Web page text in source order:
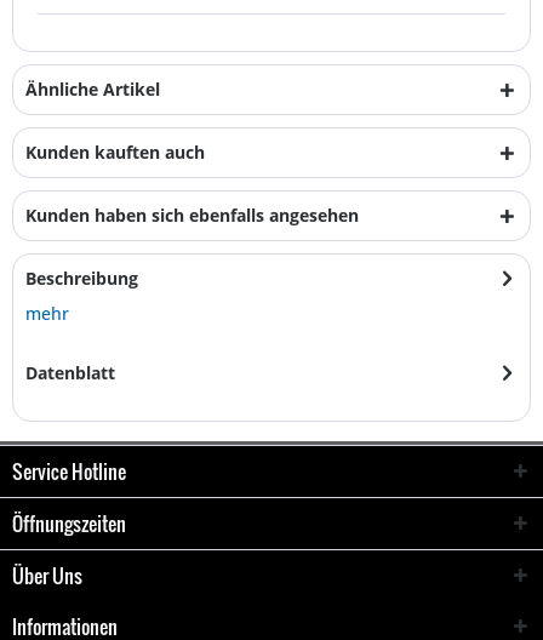
Ähnliche Artikel
Kunden kauften auch
Kunden haben sich ebenfalls angesehen
Beschreibung
mehr
Datenblatt
Service Hotline
Öffnungszeiten
Über Uns
Informationen